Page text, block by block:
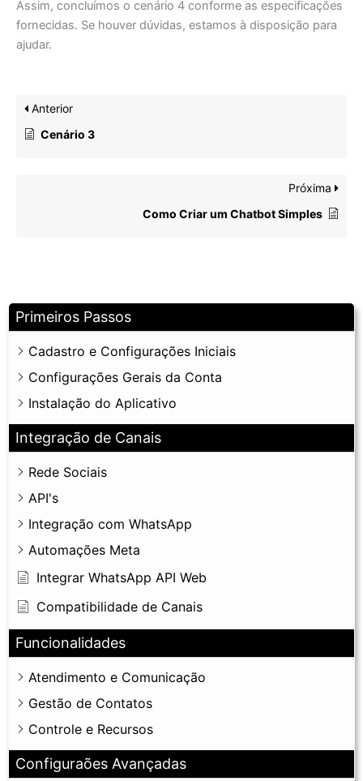
Primeiros Passos
Cadastro e Configurações Iniciais
Configurações Gerais da Conta
Instalação do Aplicativo
Integração de Canais
Rede Sociais
API's
Integração com WhatsApp
Automações Meta
Integrar WhatsApp API Web
Compatibilidade de Canais
Funcionalidades
Atendimento e Comunicação
Gestão de Contatos
Controle e Recursos
Configuraões Avançadas
Assim, concluímos o cenário 4 conforme as especificações
fornecidas. Se houver dúvidas, estamos à disposição para
ajudar.
Anterior
Cenário 3
Próxima
Como Criar um Chatbot Simples